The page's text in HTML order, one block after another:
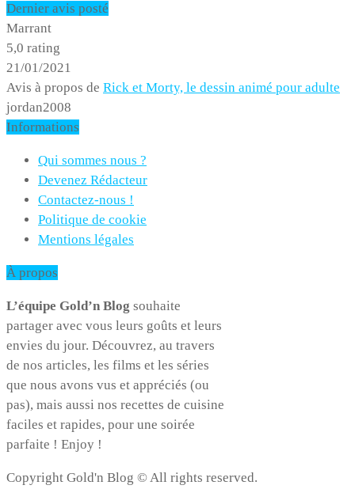
Dernier avis posté
Marrant
5,0 rating
21/01/2021
Avis à propos de Rick et Morty, le dessin animé pour adulte
jordan2008
Informations
Qui sommes nous ?
Devenez Rédacteur
Contactez-nous !
Politique de cookie
Mentions légales
À propos
L’équipe Gold’n Blog souhaite
partager avec vous leurs goûts et leurs
envies du jour. Découvrez, au travers
de nos articles, les films et les séries
que nous avons vus et appréciés (ou
pas), mais aussi nos recettes de cuisine
faciles et rapides, pour une soirée
parfaite ! Enjoy !
Copyright Gold'n Blog © All rights reserved.